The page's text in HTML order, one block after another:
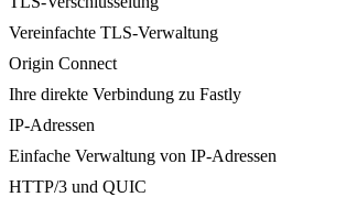
Vereinfachte TLS-Verwaltung
Origin Connect
Ihre direkte Verbindung zu Fastly
IP-Adressen
Einfache Verwaltung von IP-Adressen
HTTP/3 und QUIC